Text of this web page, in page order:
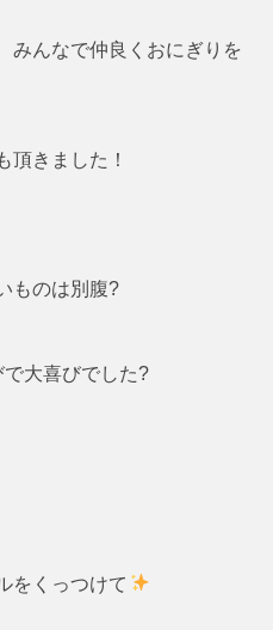
みんなで仲良くおにぎりを
頂きました！
ものは別腹?
大喜びでした?
をくっつけて